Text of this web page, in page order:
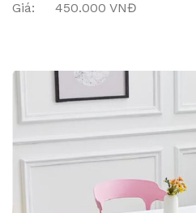
Giá: 450.000 VNĐ